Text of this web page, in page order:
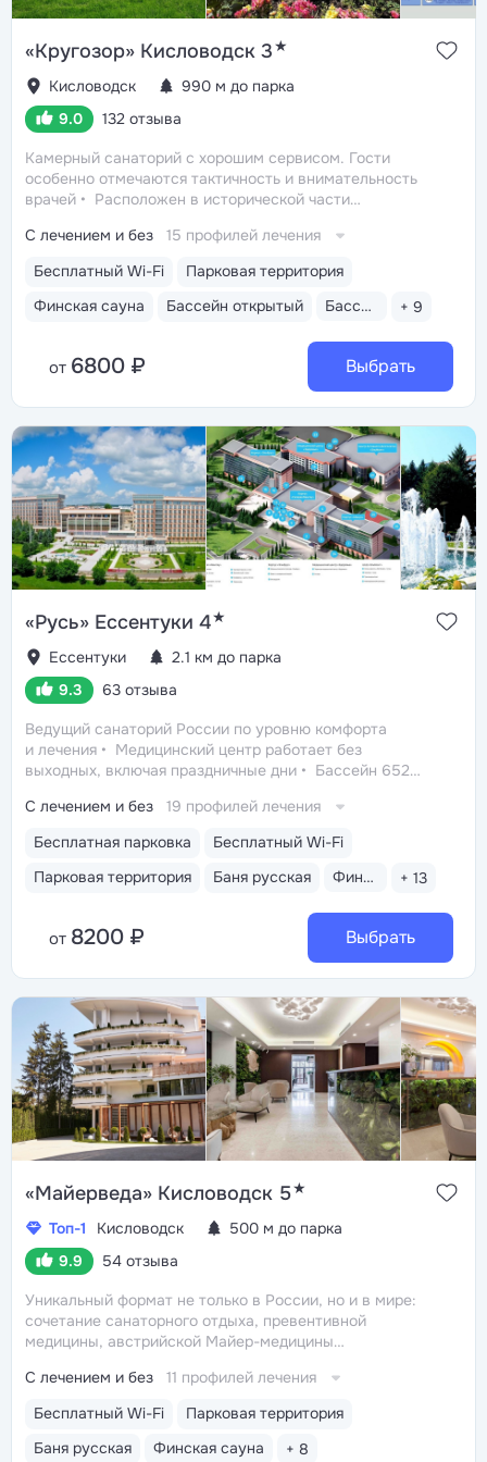
«Кругозор» Кисловодск 3★
Кисловодск
990 м до парка
9.0
132 отзыва
Камерный санаторий с хорошим сервисом. Гости
особенно отмечаются тактичность и внимательность
врачей
Расположен в исторической части
минут прогулки до Каскадной лестницы и входа
в Курортный парк
Территория 3,2 га с обзорной
площадкой, цветниками, ландшафтными скульптурами,
садовыми качелями, местами отдыха — одна из самых
с минеральной водой двух курортов: «Славяновская»
(Железноводск) и «Ессентуки—2». 10 минут
до Желябовского и Ребровского городских бюветов
Бесплатный Wi-Fi
Парковая территория
Финская сауна
Бассейн открытый Бассейн закрытый + 9
С лечением и без 15 профилей лечения
от 6800 ₽ Выбрать
«Русь» Ессентуки 4★
Ессентуки
2.1 км до парка
9.3
63 отзыва
Ведущий санаторий России по уровню комфорта
и лечения
Медицинский центр работает без
выходных, включая праздничные дни
Бассейн 652
и морской волной. Глубина от 30 до 180 см, есть
отдельная детская зона. Рядом расположены закрытая
терраса с шезлонгами, комфортные раздевалки
Термальная зона: финская сауна, хаммам, сенная баня
с вулканической глиной, Душ впечатлений (бриз,
тропический душ с ароматерапией), дорожки Кнейппа,
ледяной фонтан IceFall System, кедровая бочка, релакс-
бассейн 10×2,7×2 м с гидромассажем и цветотерапией
Бесплатная парковка
Бесплатный Wi-Fi
Парковая территория
Баня русская Финская сауна + 13
С лечением и без 19 профилей лечения
от 8200 ₽ Выбрать
«Майерведа» Кисловодск 5★
Топ-1 Кисловодск
500 м до парка
9.9
54 отзыва
Уникальный формат не только в России, но и в мире:
сочетание санаторного отдыха, превентивной
медицины, австрийской Майер-медицины
древнеиндийской Аюрведы
Победитель
международной премии The World Luxury Awards.
Премия «Вояж» за лучший велнес-проект России
Выбор блогеров, актёров, предпринимателей,
Бесплатный Wi-Fi
Парковая территория
Баня русская
Финская сауна + 8
С лечением и без 11 профилей лечения